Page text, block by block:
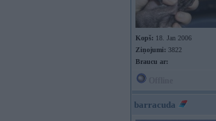
Kopš: 18. Jan 2006
Ziņojumi: 3822
Braucu ar:
barracuda